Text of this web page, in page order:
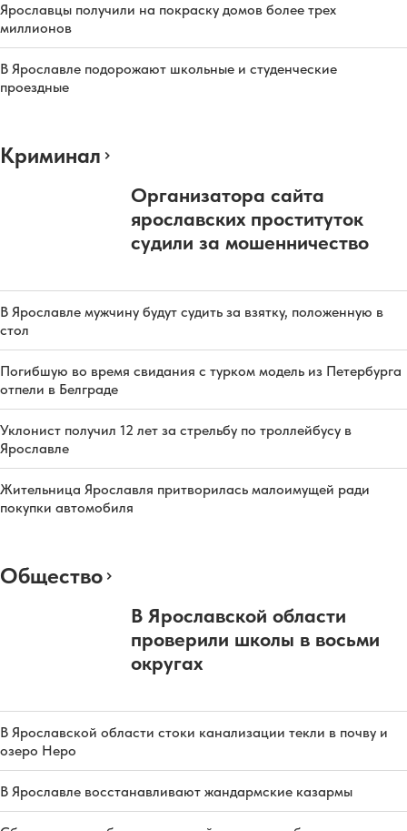
Ярославцы получили на покраску домов более трех
миллионов
В Ярославле подорожают школьные и студенческие
проездные
Криминал
Организатора сайта
ярославских проституток
судили за мошенничество
В Ярославле мужчину будут судить за взятку, положенную в
стол
Погибшую во время свидания с турком модель из Петербурга
отпели в Белграде
Уклонист получил 12 лет за стрельбу по троллейбусу в
Ярославле
Жительница Ярославля притворилась малоимущей ради
покупки автомобиля
Общество
В Ярославской области
проверили школы в восьми
округах
В Ярославской области стоки канализации текли в почву и
озеро Неро
В Ярославле восстанавливают жандармские казармы